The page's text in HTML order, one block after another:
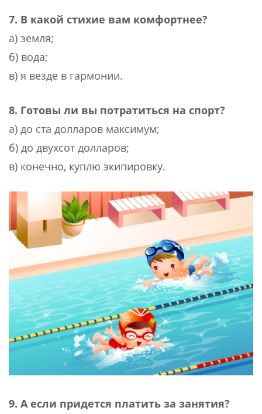
7. В какой стихие вам комфортнее?
а) земля;
б) вода;
в) я везде в гармонии.
8. Готовы ли вы потратиться на спорт?
а) до ста долларов максимум;
б) до двухсот долларов;
в) конечно, куплю экипировку.
9. А если придется платить за занятия?